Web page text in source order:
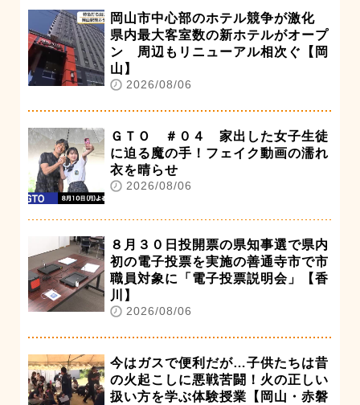
岡山市中心部のホテル競争が激化
県内最大客室数の新ホテルがオープ
ン 周辺もリニューアル相次ぐ【岡
山】
2026/08/06
ＧＴＯ ＃０４ 家出した女子生徒
に迫る魔の手！フェイク動画の濡れ
衣を晴らせ
2026/08/06
８月３０日投開票の県知事選で県内
初の電子投票を実施の善通寺市で市
職員対象に「電子投票説明会」【香
川】
2026/08/06
今はガスで便利だが…子供たちは昔
の火起こしに悪戦苦闘！火の正しい
扱い方を学ぶ体験授業【岡山・赤磐